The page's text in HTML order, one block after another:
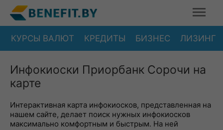
КУРСЫ ВАЛЮТ КРЕДИТЫ БИЗНЕС ЛИЗИНГ
Инфокиоски Приорбанк Сорочи на
карте
Интерактивная карта инфокиосков, представленная на
нашем сайте, делает поиск нужных инфокиосков
максимально комфортным и быстрым. На ней